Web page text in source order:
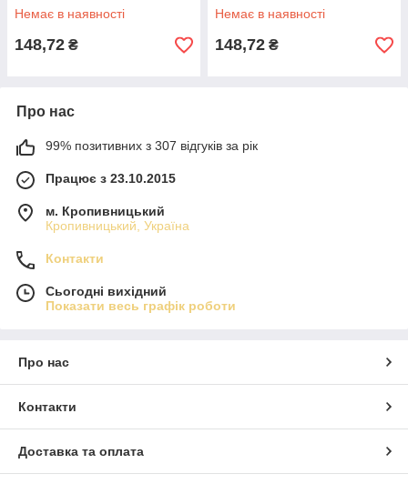
Немає в наявності
148,72 ₴
Немає в наявності
148,72 ₴
Про нас
99% позитивних з 307 відгуків за рік
Працює з 23.10.2015
м. Кропивницький
Кропивницький, Україна
Контакти
Сьогодні вихідний
Показати весь графік роботи
Про нас
Контакти
Доставка та оплата